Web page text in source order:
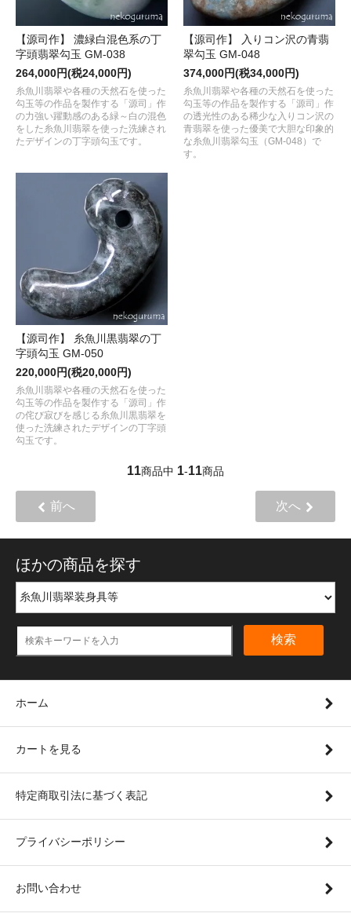
【源司作】 濃緑白混色系の丁
字頭翡翠勾玉 GM-038
264,000円(税24,000円)
糸魚川翡翠や各種の天然石を使った
勾玉等の作品を製作する「源司」作
の力強い躍動感のある緑～白の混色
をした糸魚川翡翠を使った洗練され
たデザインの丁字頭勾玉です。
【源司作】 入りコン沢の青翡
翠勾玉 GM-048
374,000円(税34,000円)
糸魚川翡翠や各種の天然石を使った
勾玉等の作品を製作する「源司」作
の透光性のある稀少な入りコン沢の
青翡翠を使った優美で大胆な印象的
な糸魚川翡翠勾玉（GM-048）で
す。
【源司作】 糸魚川黒翡翠の丁
字頭勾玉 GM-050
220,000円(税20,000円)
糸魚川翡翠や各種の天然石を使った
勾玉等の作品を製作する「源司」作
の侘び寂びを感じる糸魚川黒翡翠を
使った洗練されたデザインの丁字頭
勾玉です。
11商品中 1-11商品
前へ 次へ
ほかの商品を探す
検索
ホーム
カートを見る
特定商取引法に基づく表記
プライバシーポリシー
お問い合わせ